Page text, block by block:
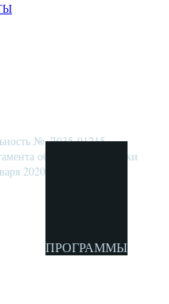
№ Л035-01215-
образования и науки
2020 г.
ПРОГРАММЫ